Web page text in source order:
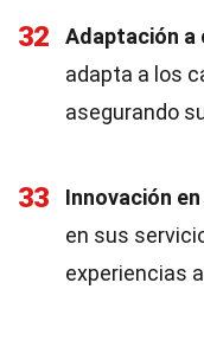
32 Adaptación a
adapta a los
asegurando
33 Innovación
en sus
experiencias